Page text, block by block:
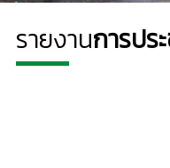
รายงานการปร